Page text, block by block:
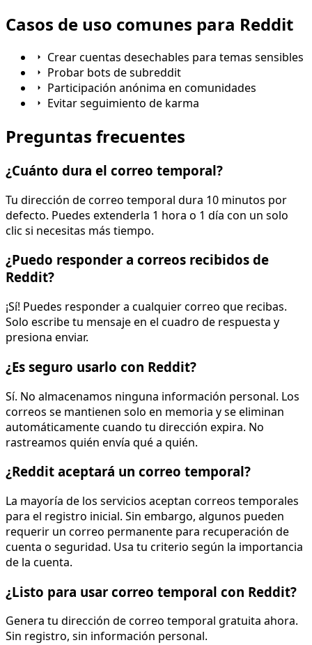
Casos de uso comunes para Reddit
Crear cuentas desechables para temas sensibles
Probar bots de subreddit
Participación anónima en comunidades
Evitar seguimiento de karma
Preguntas frecuentes
¿Cuánto dura el correo temporal?
Tu dirección de correo temporal dura 10 minutos por
defecto. Puedes extenderla 1 hora o 1 día con un solo
clic si necesitas más tiempo.
¿Puedo responder a correos recibidos de
Reddit?
¡Sí! Puedes responder a cualquier correo que recibas.
Solo escribe tu mensaje en el cuadro de respuesta y
presiona enviar.
¿Es seguro usarlo con Reddit?
Sí. No almacenamos ninguna información personal. Los
correos se mantienen solo en memoria y se eliminan
automáticamente cuando tu dirección expira. No
rastreamos quién envía qué a quién.
¿Reddit aceptará un correo temporal?
La mayoría de los servicios aceptan correos temporales
para el registro inicial. Sin embargo, algunos pueden
requerir un correo permanente para recuperación de
cuenta o seguridad. Usa tu criterio según la importancia
de la cuenta.
¿Listo para usar correo temporal con Reddit?
Genera tu dirección de correo temporal gratuita ahora.
Sin registro, sin información personal.